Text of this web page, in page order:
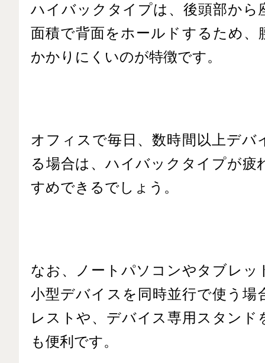
ハイバックタイプは、後頭部から
面積で背面をホールドするため、
かかりにくいのが特徴です。
オフィスで毎日、数時間以上デバ
る場合は、ハイバックタイプが疲
すめできるでしょう。
なお、ノートパソコンやタブレッ
小型デバイスを同時並行で使う場
レストや、デバイス専用スタンド
も便利です。